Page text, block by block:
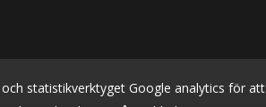
statistikverktyget Google analytics för att